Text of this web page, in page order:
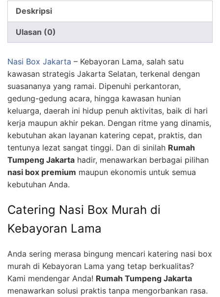
Deskripsi
Ulasan (0)
Nasi Box Jakarta – Kebayoran Lama, salah satu
kawasan strategis Jakarta Selatan, terkenal dengan
suasananya yang ramai. Dipenuhi perkantoran,
gedung-gedung acara, hingga kawasan hunian
keluarga, daerah ini hidup penuh aktivitas, baik di hari
kerja maupun akhir pekan. Dengan ritme yang dinamis,
kebutuhan akan layanan katering cepat, praktis, dan
tentunya lezat sangat tinggi. Dan di sinilah Rumah
Tumpeng Jakarta hadir, menawarkan berbagai pilihan
nasi box premium maupun ekonomis untuk semua
kebutuhan Anda.
Catering Nasi Box Murah di
Kebayoran Lama
Anda sering merasa bingung mencari katering nasi box
murah di Kebayoran Lama yang tetap berkualitas?
Kami mendengar Anda! Rumah Tumpeng Jakarta
menawarkan solusi praktis tanpa mengorbankan rasa.